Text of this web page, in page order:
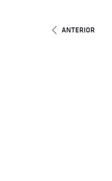
ANTERIOR